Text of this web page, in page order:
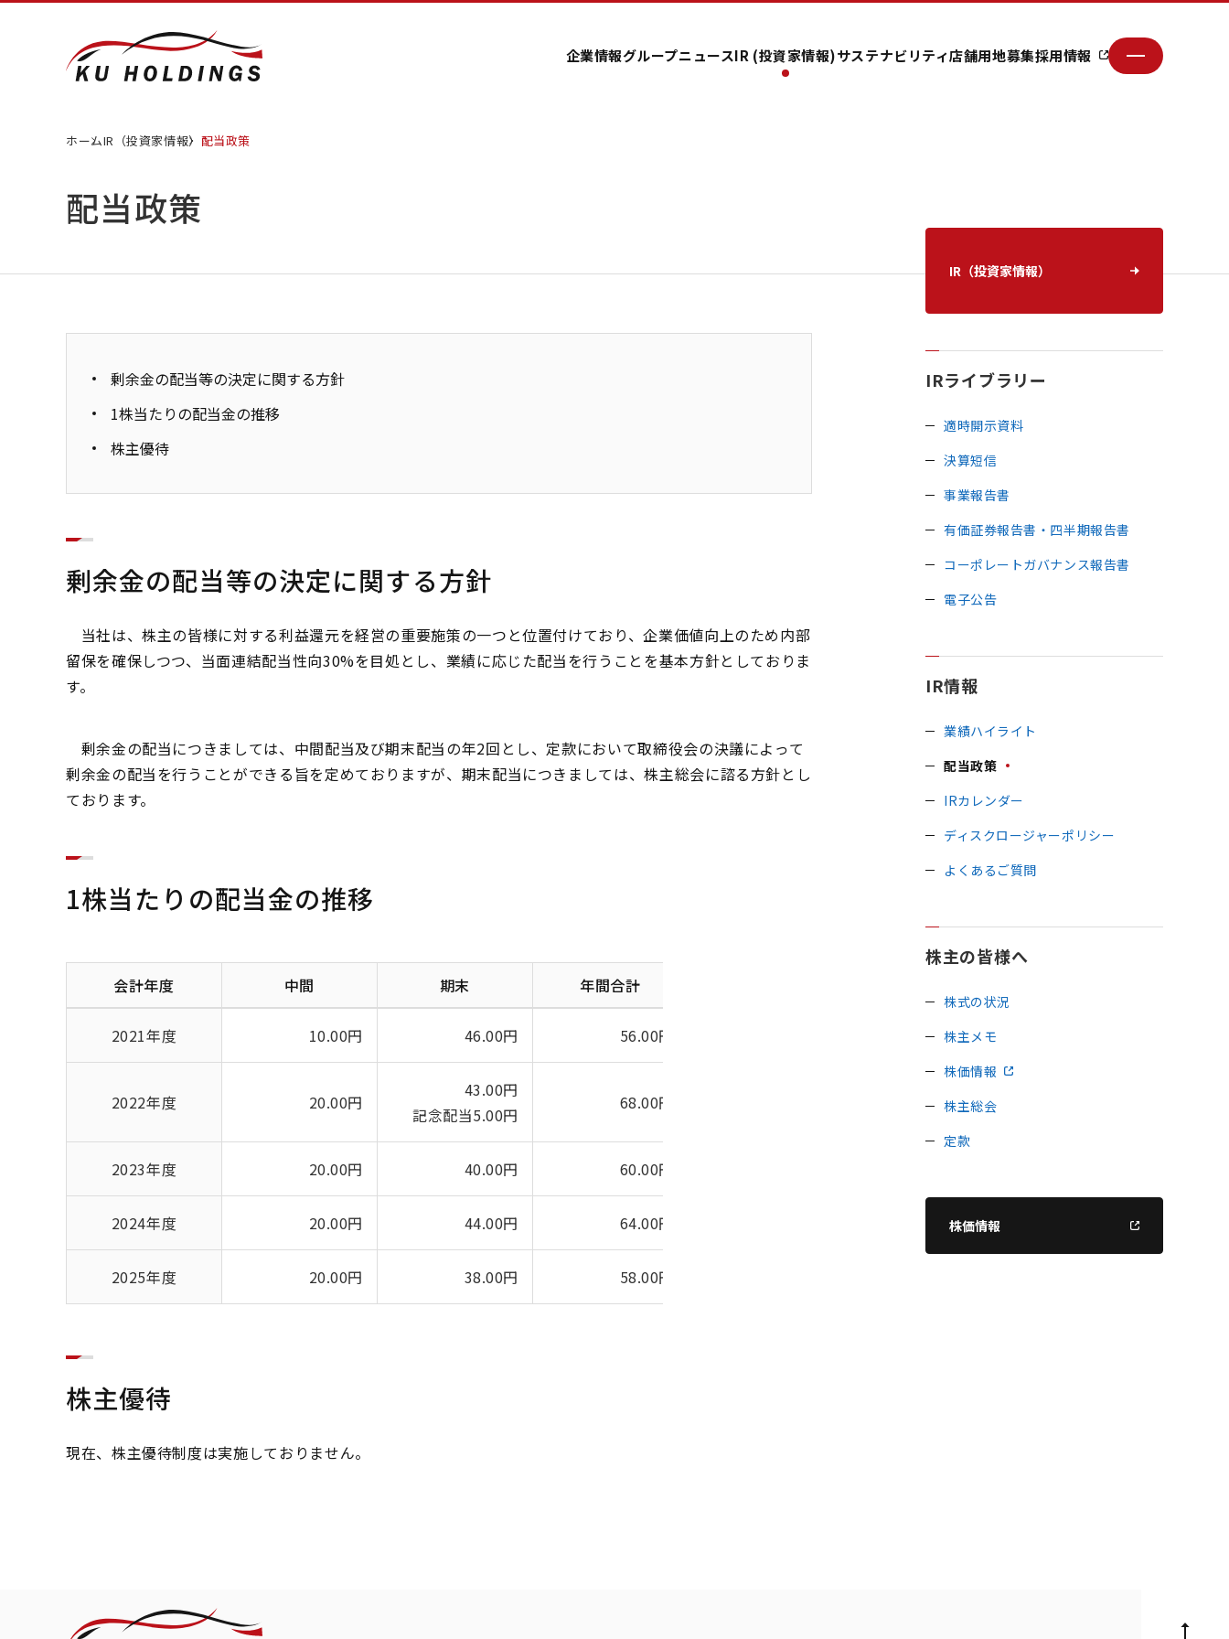
企業情報グループニュースIR (投資家情報)サステナビリティ店舗用地募集採用情報
ホームIR（投資家情報） 配当政策
配当政策
剰余金の配当等の決定に関する方針
1株当たりの配当金の推移
株主優待
剰余金の配当等の決定に関する方針
当社は、株主の皆様に対する利益還元を経営の重要施策の一つと位置付けており、企業価値向上のため内部
留保を確保しつつ、当面連結配当性向30%を目処とし、業績に応じた配当を行うことを基本方針としておりま
す。
剰余金の配当につきましては、中間配当及び期末配当の年2回とし、定款において取締役会の決議によって
剰余金の配当を行うことができる旨を定めておりますが、期末配当につきましては、株主総会に諮る方針とし
ております。
1株当たりの配当金の推移
会計年度 中間 期末 年間合計
2021年度 10.00円 46.00円 56.00円
2022年度 20.00円
43.00円
記念配当5.00円
68.00円
2023年度 20.00円 40.00円 60.00円
2024年度 20.00円 44.00円 64.00円
2025年度 20.00円 38.00円 58.00円
株主優待
現在、株主優待制度は実施しておりません。
IR（投資家情報）
IRライブラリー
適時開示資料
決算短信
事業報告書
有価証券報告書・四半期報告書
コーポレートガバナンス報告書
電子公告
IR情報
業績ハイライト
配当政策
IRカレンダー
ディスクロージャーポリシー
よくあるご質問
株主の皆様へ
株式の状況
株主メモ
株価情報
株主総会
定款
株価情報